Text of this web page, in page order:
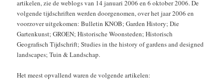
artikelen, zie de weblogs van 14 januari 2006 en 6 oktober 2006. De
volgende tijdschriften werden doorgenomen, over het jaar 2006 en
voorzover uitgekomen: Bulletin KNOB; Garden History; Die
Gartenkunst; GROEN; Historische Woonsteden; Historisch
Geografisch Tijdschrift; Studies in the history of gardens and designed
landscapes; Tuin & Landschap.
Het meest opvallend waren de volgende artikelen: